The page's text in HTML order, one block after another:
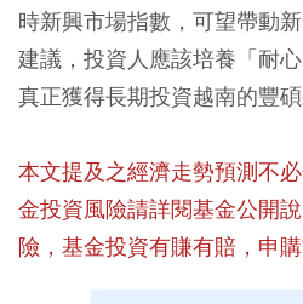
時新興市場指數，可望帶動
建議，投資人應該培養「耐
真正獲得長期投資越南的豐碩
本文提及之經濟走勢預測不
金投資風險請詳閱基金公開
險，基金投資有賺有賠，申